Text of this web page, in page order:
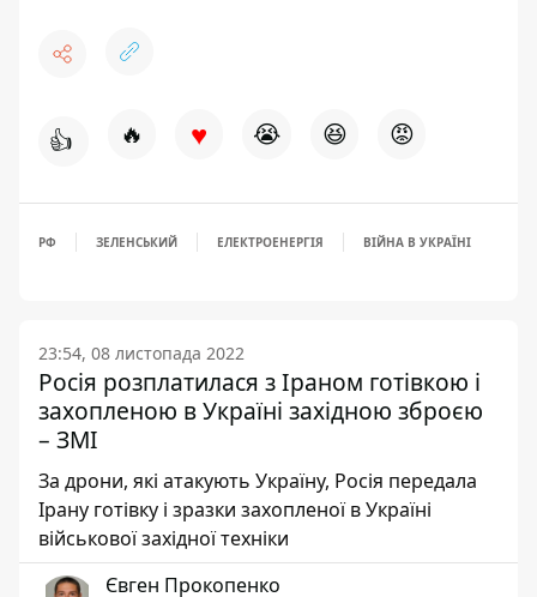
👍 🔥 ♥ 😭 😆 😡
РФ ЗЕЛЕНСЬКИЙ ЕЛЕКТРОЕНЕРГІЯ ВІЙНА В УКРАЇНІ
23:54, 08 листопада 2022
Росія розплатилася з Іраном готівкою і
захопленою в Україні західною зброєю
– ЗМІ
За дрони, які атакують Україну, Росія передала
Ірану готівку і зразки захопленої в Україні
військової західної техніки
Євген Прокопенко